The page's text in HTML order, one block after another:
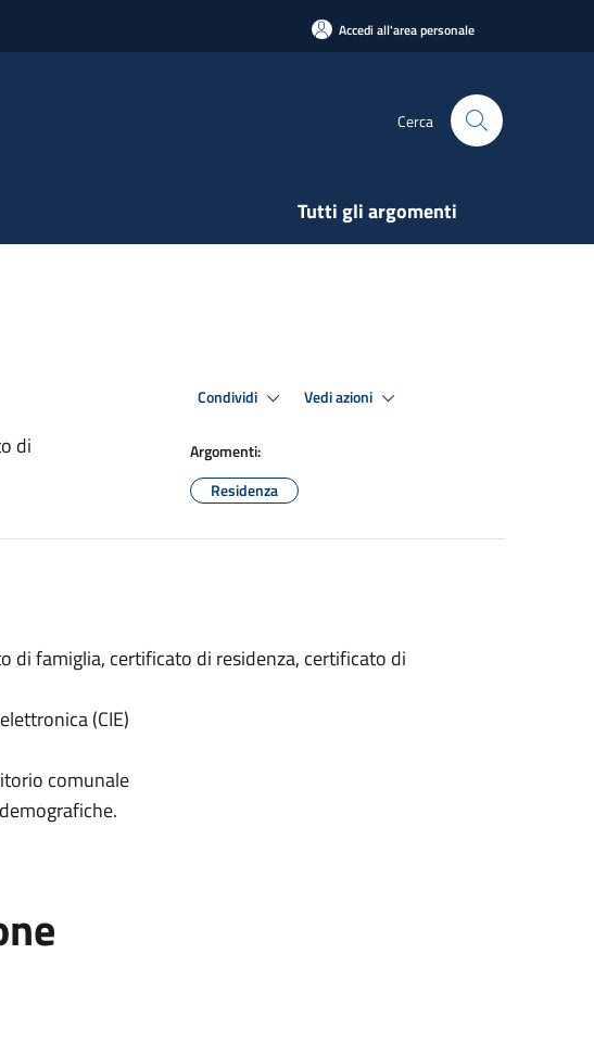
Accedi all'area personale
Cerca
Tutti gli argomenti
di
Condividi Vedi azioni
Argomenti:
Residenza
di famiglia, certificato di residenza, certificato di
(CIE)
comunale